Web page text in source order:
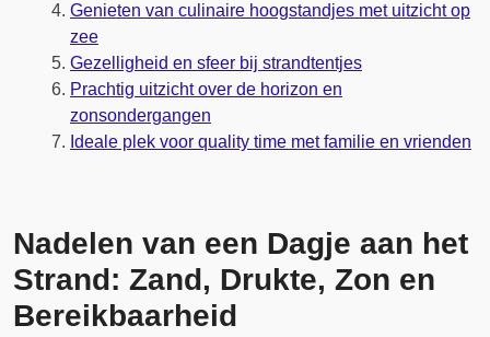
Genieten van culinaire hoogstandjes met uitzicht op
zee
Gezelligheid en sfeer bij strandtentjes
Prachtig uitzicht over de horizon en
zonsondergangen
Ideale plek voor quality time met familie en vrienden
Nadelen van een Dagje aan het
Strand: Zand, Drukte, Zon en
Bereikbaarheid